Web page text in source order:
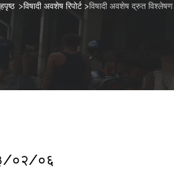
>विषादी अवशेष रिपोर्ट>विषादी अवशेष द्रुत
०२/०६